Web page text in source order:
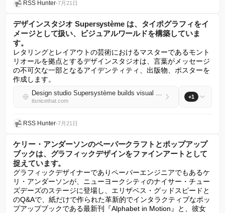
RSS Hunter•7月21日
デザインスタジオ Supersystème は、タイポグラフィをイ
メージとして扱い、ビジュアルワールドを構築していま
す。
レタリングとレイアウトの芸術におけるマスターであるモント
リオールを拠点とするデザインスタジオは、言葉がメッセージ
の不可欠な一部となるアイデンティティ、出版物、ポスターを
作成します。
Design studio Supersystème builds visual worlds by treating typography as image
itsnicethat.com
+1
RSS Hunter•7月21日
ケリー・アンダーソンのペーパークラフトとポップアップ
ブックは、グラフィックデザインをファインアートとして
捉えています。
グラフィックデザイナーでありペーパーエンジニアでもあるケ
リ・アンダーソンが、ニューヨークシティのナイサー・チュー
ズデーズのステージに登場し、エリザベス・グッドスピードと
のQ&Aで、紙だけで作られた革新的でインタラクティブなポッ
プアップブックである最新刊『Alphabet in Motion』と、彼女